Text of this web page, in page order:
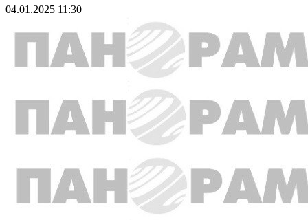
04.01.2025 11:30